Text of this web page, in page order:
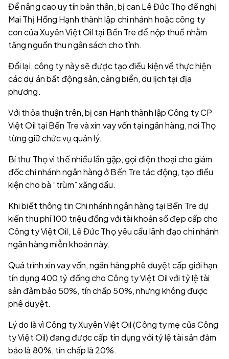
Để nâng cao uy tín bản thân, bị can Lê Đức Thọ đề nghị
Mai Thị Hồng Hạnh thành lập chi nhánh hoặc công ty
con của Xuyên Việt Oil tại Bến Tre để nộp thuế nhằm
tăng nguồn thu ngân sách cho tỉnh.
Đổi lại, công ty này sẽ được tạo điều kiện về thực hiện
các dự án bất động sản, cảng biển, du lịch tại địa
phương.
Với thỏa thuận trên, bị can Hạnh thành lập Công ty CP
Việt Oil tại Bến Tre và xin vay vốn tại ngân hàng, nơi Thọ
từng giữ chức vụ quản lý.
Bí thư Thọ vì thế nhiều lần gặp, gọi điện thoại cho giám
đốc chi nhánh ngân hàng ở Bến Tre tác động, tạo điều
kiện cho bà “trùm” xăng dầu.
Khi biết thông tin Chi nhánh ngân hàng tại Bến Tre dự
kiến thu phí 100 triệu đồng với tài khoản số đẹp cấp cho
Công ty Việt Oil, Lê Đức Thọ yêu cầu lãnh đạo chi nhánh
ngân hàng miễn khoản này.
Quá trình xin vay vốn, ngân hàng phê duyệt cấp giới hạn
tín dụng 400 tỷ đồng cho Công ty Việt Oil với tỷ lệ tài
sản đảm bảo 50%, tín chấp 50%, nhưng không được
phê duyệt.
Lý do là vì Công ty Xuyên Việt Oil (Công ty mẹ của Công
ty Việt Oil) đang được cấp tín dụng với tỷ lệ tài sản đảm
bảo là 80%, tín chấp là 20%.